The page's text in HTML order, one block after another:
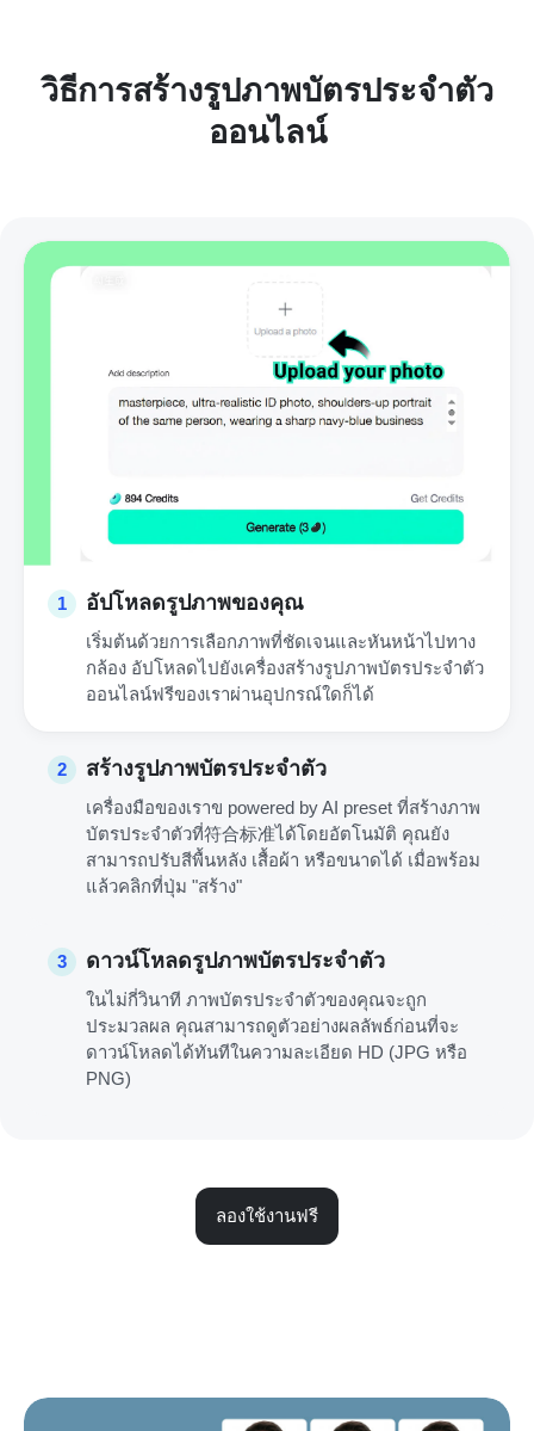
วิธีการสร้างรูปภาพบัตรประจำตัว
ออนไลน์
1 อัปโหลดรูปภาพของคุณ
เริ่มต้นด้วยการเลือกภาพที่ชัดเจนและหันหน้าไปทาง
กล้อง อัปโหลดไปยังเครื่องสร้างรูปภาพบัตรประจำตัว
ออนไลน์ฟรีของเราผ่านอุปกรณ์ใดก็ได้
2 สร้างรูปภาพบัตรประจำตัว
เครื่องมือของเราข powered by AI preset ที่สร้างภาพ
บัตรประจำตัวที่符合标准ได้โดยอัตโนมัติ คุณยัง
สามารถปรับสีพื้นหลัง เสื้อผ้า หรือขนาดได้ เมื่อพร้อม
แล้วคลิกที่ปุ่ม "สร้าง"
3 ดาวน์โหลดรูปภาพบัตรประจำตัว
ในไม่กี่วินาที ภาพบัตรประจำตัวของคุณจะถูก
ประมวลผล คุณสามารถดูตัวอย่างผลลัพธ์ก่อนที่จะ
ดาวน์โหลดได้ทันทีในความละเอียด HD (JPG หรือ
PNG)
ลองใช้งานฟรี